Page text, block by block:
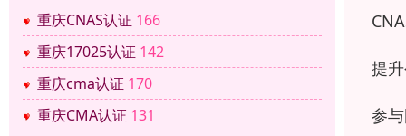
重庆CNAS认证 166
重庆17025认证 142
重庆cma认证 170
重庆CMA认证 131
提
参